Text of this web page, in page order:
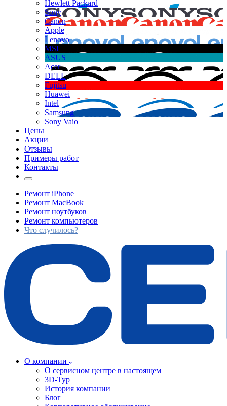
Hewlett Packard
Sony
Canon
Apple
Lenovo
MSI
ASUS
Acer
DELL
Fujitsu
Huawei
Intel
Samsung
Sony Vaio
Цены
Акции
Отзывы
Примеры работ
Контакты
Ремонт iPhone
Ремонт MacBook
Ремонт ноутбуков
Ремонт компьютеров
Что случилось?
О компании
О сервисном центре в настоящем
3D-Тур
История компании
Блог